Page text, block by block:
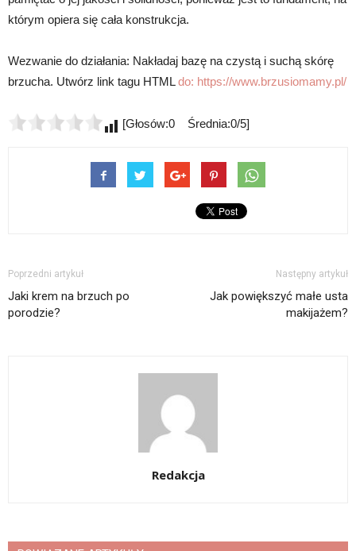
którym opiera się cała konstrukcja.
Wezwanie do działania: Nakładaj bazę na czystą i suchą skórę
brzucha. Utwórz link tagu HTMLdo: https://www.brzusiomamy.pl/
[Głosów:0 Średnia:0/5]
Poprzedni artykuł
Jaki krem na brzuch po
porodzie?
Następny artykuł
Jak powiększyć małe usta
makijażem?
Redakcja